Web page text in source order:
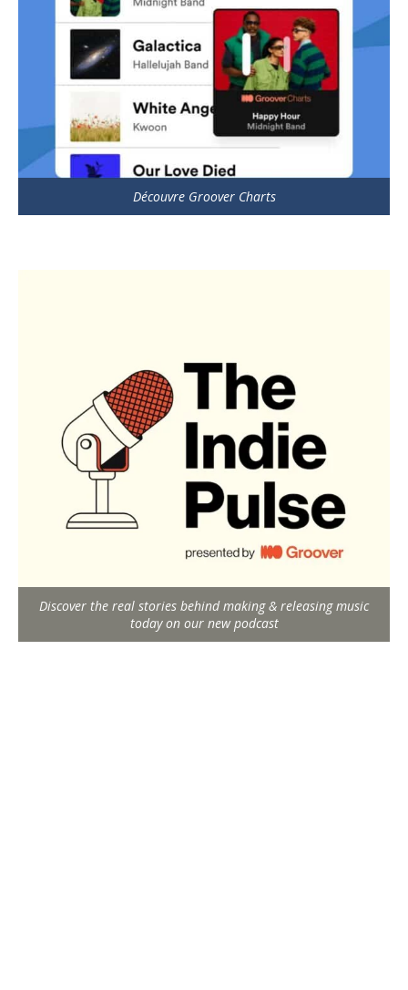
Découvre Groover Charts
Discover the real stories behind making & releasing music
today on our new podcast